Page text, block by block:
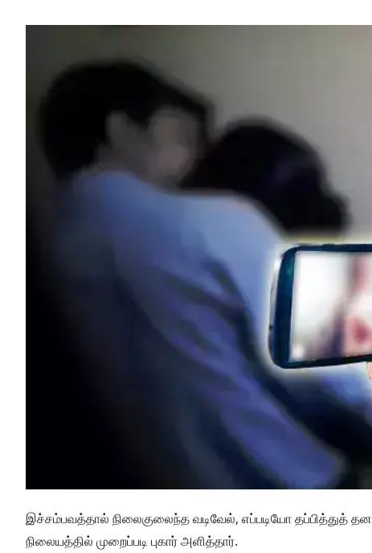
இச்சம்பவத்தால் நிலைகுலைந்த வடிவேல், எப்படியோ தப்பித்துத்
நிலையத்தில் முறைப்படி புகார் அளித்தார்.